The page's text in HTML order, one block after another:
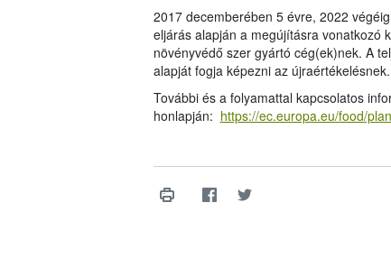
2017 decemberében 5 évre, 2022
eljárás alapján a megújításra vonatkozó
növényvédő szer gyártó cég(ek)nek. A
alapját fogja képezni az újraértékelésnek.
További és a folyamattal kapcsolatos
honlapján: https://ec.europa.eu/food/